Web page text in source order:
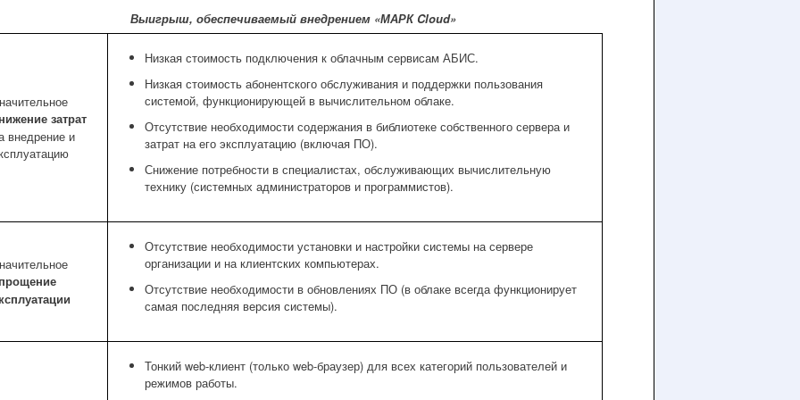
Выигрыш, обеспечиваемый внедрением «МАРК Cloud»
затрат
внедрение и
Низкая стоимость подключения к облачным сервисам АБИС.
Низкая стоимость абонентского обслуживания и поддержки пользования
системой, функционирующей в вычислительном облаке.
Отсутствие необходимости содержания в библиотеке собственного сервера и
затрат на его эксплуатацию (включая ПО).
Снижение потребности в специалистах, обслуживающих вычислительную
технику (системных администраторов и программистов).
Отсутствие необходимости установки и настройки системы на сервере
организации и на клиентских компьютерах.
Отсутствие необходимости в обновлениях ПО (в облаке всегда функционирует
самая последняя версия системы).
Тонкий web-клиент (только web-браузер) для всех категорий пользователей и
режимов работы.